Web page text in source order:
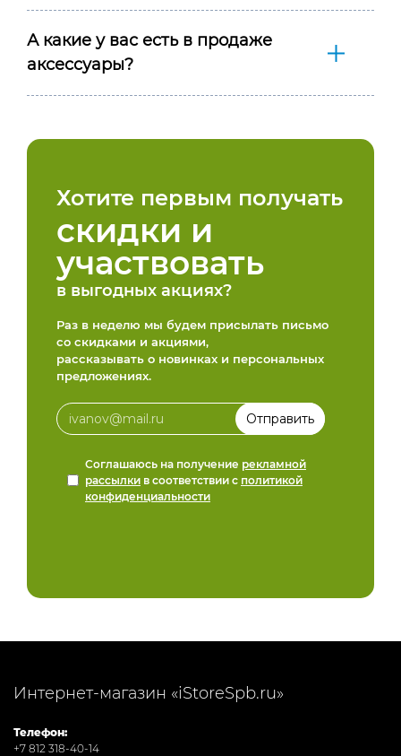
А какие у вас есть в продаже
аксессуары?
Хотите первым получать
скидки и
участвовать
в выгодных акциях?
Раз в неделю мы будем присылать письмо
со скидками и акциями,
рассказывать о новинках и персональных
предложениях.
Соглашаюсь на получение рекламной
рассылки в соответствии с политикой
конфиденциальности
Интернет-магазин «iStoreSpb.ru»
Телефон:
+7 812 318-40-14